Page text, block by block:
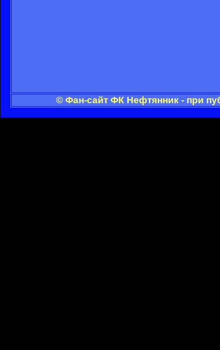
© Фан-сайт ФК Нефтянник - при